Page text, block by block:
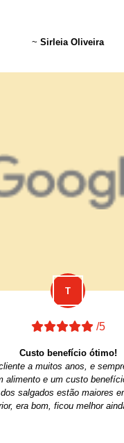
~ Sirleia Oliveira
/5
Custo benefício ótimo!
a muitos anos, e
alimento e um custo
salgados estão maiores
era bom, ficou melhor